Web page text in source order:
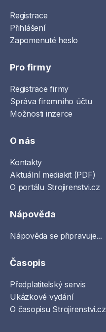
Registrace
Přihlášení
Zapomenuté heslo
Pro firmy
Registrace firmy
Správa firemního účtu
Možnosti inzerce
O nás
Kontakty
Aktuální mediakit (PDF)
O portálu Strojirenstvi.cz
Nápověda
Nápověda se připravuje...
Časopis
Předplatitelský servis
Ukázkové vydání
O časopisu Strojirenstvi.cz